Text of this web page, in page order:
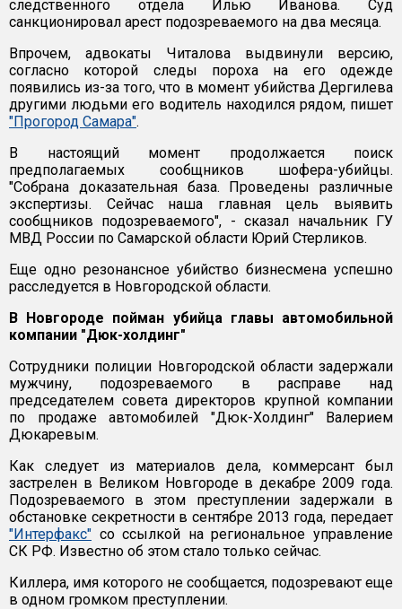
следственного отдела Илью Иванова. Суд
санкционировал арест подозреваемого на два месяца.
Впрочем, адвокаты Читалова выдвинули версию,
согласно которой следы пороха на его одежде
появились из-за того, что в момент убийства Дергилева
другими людьми его водитель находился рядом, пишет
"Прогород Самара".
В настоящий момент продолжается поиск
предполагаемых сообщников шофера-убийцы.
"Собрана доказательная база. Проведены различные
экспертизы. Сейчас наша главная цель выявить
сообщников подозреваемого", - сказал начальник ГУ
МВД России по Самарской области Юрий Стерликов.
Еще одно резонансное убийство бизнесмена успешно
расследуется в Новгородской области.
В Новгороде пойман убийца главы автомобильной
компании "Дюк-холдинг"
Сотрудники полиции Новгородской области задержали
мужчину, подозреваемого в расправе над
председателем совета директоров крупной компании
по продаже автомобилей "Дюк-Холдинг" Валерием
Дюкаревым.
Как следует из материалов дела, коммерсант был
застрелен в Великом Новгороде в декабре 2009 года.
Подозреваемого в этом преступлении задержали в
обстановке секретности в сентябре 2013 года, передает
"Интерфакс" со ссылкой на региональное управление
СК РФ. Известно об этом стало только сейчас.
Киллера, имя которого не сообщается, подозревают еще
в одном громком преступлении.